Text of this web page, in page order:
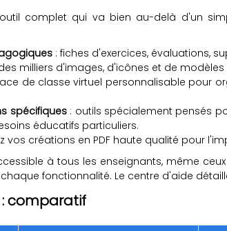
complet qui va bien au-delà d'un
: fiches d'exercices, évaluations,
milliers d'images, d'icônes et de
de classe virtuel personnalisable pour
spécifiques: outils spécialement pensés
éducatifs particuliers.
vos créations en PDF haute qualité pour
à tous les enseignants, même
fonctionnalité. Le centre d'aide
: comparatif